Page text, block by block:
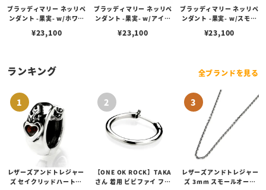
ブラッディマリー ネッリペ
ンダント -果実- w/ホワイ
¥23,100
ブラッディマリー ネッリペ
ンダント -果実- w/アイオ
¥23,100
ブラッディマリー ネッリペ
ンダント -果実- w/スモー
¥23,100
ランキング 全ブランドを見る
レザーズアンドトレジャー
ズ セイクリッドハートピ
【ONE OK ROCK】TAKA
さん 着用 ビビファイ フー
レザーズアンドトレジャー
ズ 3mm スモールオーバ